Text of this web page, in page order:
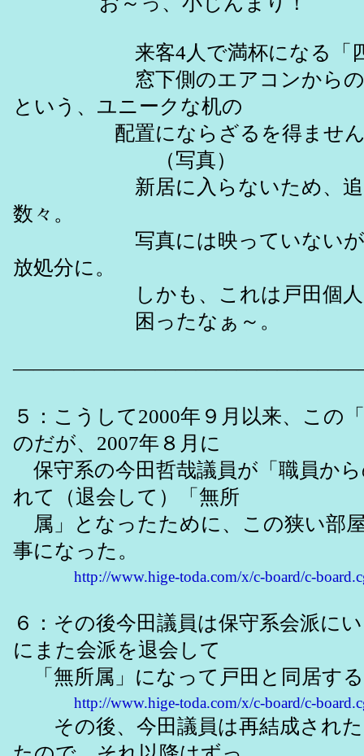
来客4人で満杯になる「四畳
窓下側のエアコンからの風
という、ユニークな机の
配置にならざるを得ません
（写真）
新居に入らないため、追い
数々。
写真には映っていないが、
放処分に。
しかも、これは戸田個人が
困ったなぁ～。
５：こうして2000年９月以来、この
のだが、2007年８月に
保守系の今田哲哉議員が「職員か
れて（退会して）「無所
属」となったために、この狭い部
事になった。
http://www.hige-toda.com/x/c-board/c-
６：その後今田議員は保守系会派に
にまた会派を退会して
「無所属」になって戸田と同居す
http://www.hige-toda.com/x/c-board/c-
その後、今田議員は再結成された